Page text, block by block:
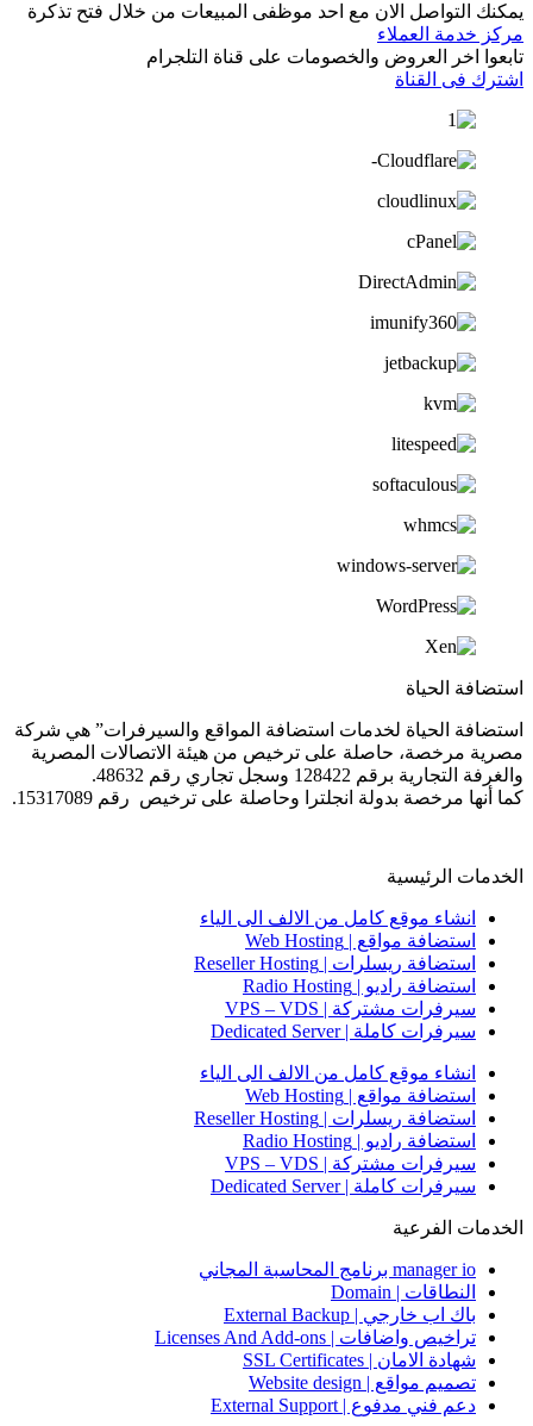
يمكنك التواصل الان مع احد موظفى المبيعات من خلال فتح تذكرة
مركز خدمة العملاء
تابعوا اخر العروض والخصومات على قناة التلجرام
اشترك فى القناة
استضافة الحياة
استضافة الحياة لخدمات استضافة المواقع والسيرفرات” هي شركة
مصرية مرخصة، حاصلة على ترخيص من هيئة الاتصالات المصرية
والغرفة التجارية برقم 128422 وسجل تجاري رقم 48632.
كما أنها مرخصة بدولة انجلترا وحاصلة على ترخيص رقم 15317089.
الخدمات الرئيسية
انشاء موقع كامل من الالف الى الياء
استضافة مواقع | Web Hosting
استضافة ريسلرات | Reseller Hosting
استضافة راديو | Radio Hosting
سيرفرات مشتركة | VPS – VDS
سيرفرات كاملة | Dedicated Server
انشاء موقع كامل من الالف الى الياء
استضافة مواقع | Web Hosting
استضافة ريسلرات | Reseller Hosting
استضافة راديو | Radio Hosting
سيرفرات مشتركة | VPS – VDS
سيرفرات كاملة | Dedicated Server
الخدمات الفرعية
manager io برنامج المحاسبة المجاني
النطاقات | Domain
باك اب خارجي | External Backup
تراخيص واضافات | Licenses And Add-ons
شهادة الامان | SSL Certificates
تصميم مواقع | Website design
دعم فني مدفوع | External Support